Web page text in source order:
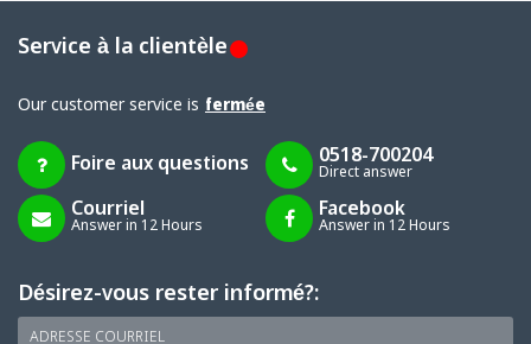
Service à la clientèle
Our customer service is fermée
Foire aux questions 0518-700204
Direct answer
Courriel
Answer in 12 Hours
Facebook
Answer in 12 Hours
Désirez-vous rester informé?:
ADRESSE COURRIEL